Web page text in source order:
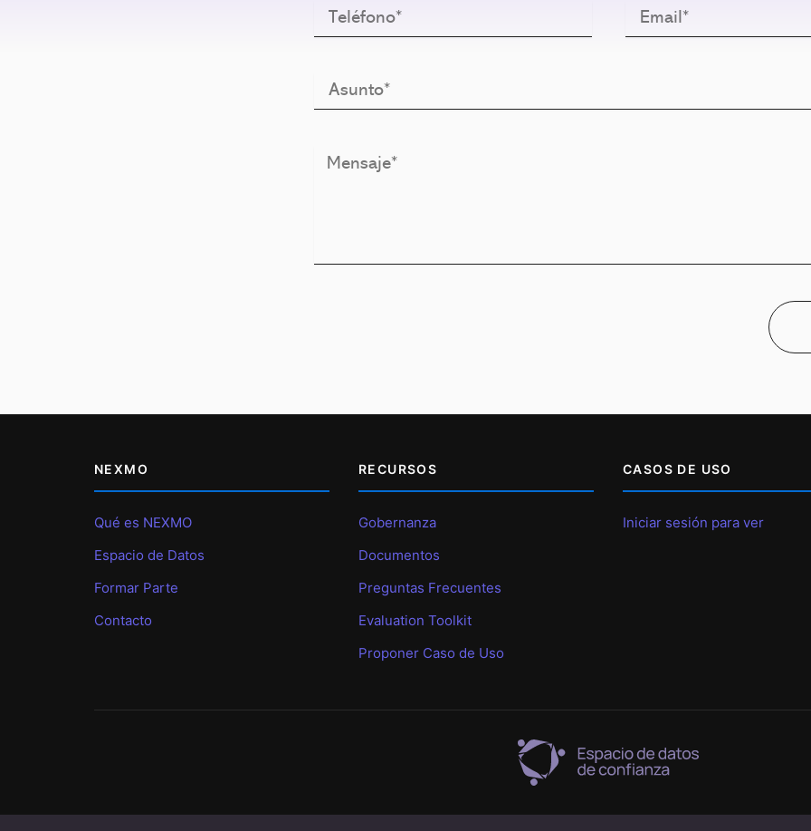
Teléfono Email
Asunto
Mensaje
NEXMO
Qué es NEXMO
Espacio de Datos
Formar Parte
Contacto
RECURSOS
Gobernanza
Documentos
Preguntas Frecuentes
Evaluation Toolkit
Proponer Caso de Uso
CASOS DE USO
Iniciar sesión para ver